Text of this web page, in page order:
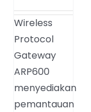
Wireless
Protocol
Gateway
ARP600
menyediakan
pemantauan